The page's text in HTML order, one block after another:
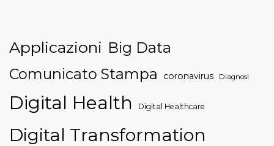
Applicazioni Big Data
Comunicato Stampa
coronavirus Diagnosi
Digital Health Digital Healthcare
Digital Transformation